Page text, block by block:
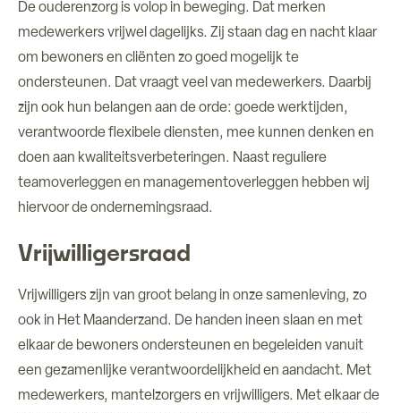
De ouderenzorg is volop in beweging. Dat merken
medewerkers vrijwel dagelijks. Zij staan dag en nacht klaar
om bewoners en cliënten zo goed mogelijk te
ondersteunen. Dat vraagt veel van medewerkers. Daarbij
zijn ook hun belangen aan de orde: goede werktijden,
verantwoorde flexibele diensten, mee kunnen denken en
doen aan kwaliteitsverbeteringen. Naast reguliere
teamoverleggen en managementoverleggen hebben wij
hiervoor de ondernemingsraad.
Vrijwilligersraad
Vrijwilligers zijn van groot belang in onze samenleving, zo
ook in Het Maanderzand. De handen ineen slaan en met
elkaar de bewoners ondersteunen en begeleiden vanuit
een gezamenlijke verantwoordelijkheid en aandacht. Met
medewerkers, mantelzorgers en vrijwilligers. Met elkaar de